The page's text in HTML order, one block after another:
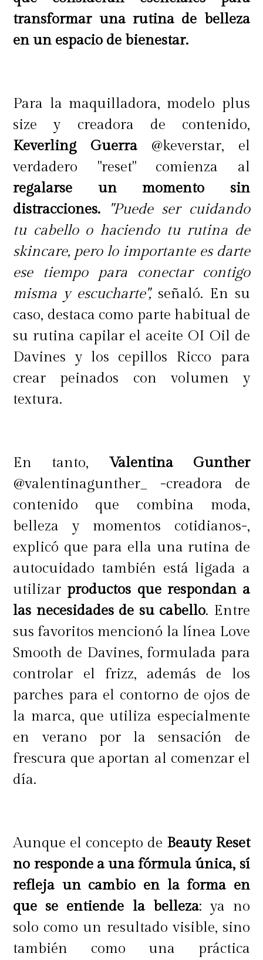
transformar una rutina de belleza
en un espacio de bienestar.
Para la maquilladora, modelo plus
size y creadora de contenido,
Keverling Guerra@keverstar, el
verdadero "reset" comienza al
regalarse un momento sin
distracciones.
"Puede ser cuidando
tu cabello o haciendo tu rutina de
skincare, pero lo importante es darte
ese tiempo para conectar contigo
misma y escucharte",señaló. En su
caso, destaca como parte habitual de
su rutina capilar el aceite OI Oil de
Davines y los cepillos Ricco para
crear peinados con volumen y
textura.
En tanto, Valentina Gunther
@valentinagunther_ -creadora de
contenido que combina moda,
belleza y momentos cotidianos-,
explicó que para ella una rutina de
autocuidado también está ligada a
utilizar productos que respondan a
las necesidades de su cabello. Entre
sus favoritos mencionó la línea Love
Smooth de Davines, formulada para
controlar el frizz, además de los
parches para el contorno de ojos de
la marca, que utiliza especialmente
en verano por la sensación de
frescura que aportan al comenzar el
día.
Aunque el concepto de Beauty Reset
no responde a una fórmula única, sí
refleja un cambio en la forma en
que se entiende la belleza: ya no
solo como un resultado visible, sino
también como una práctica